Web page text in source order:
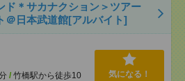
ド＊サカナクション＞ツアー
＠日本武道館[アルバイト]
/ 竹橋駅から徒歩10
気になる！